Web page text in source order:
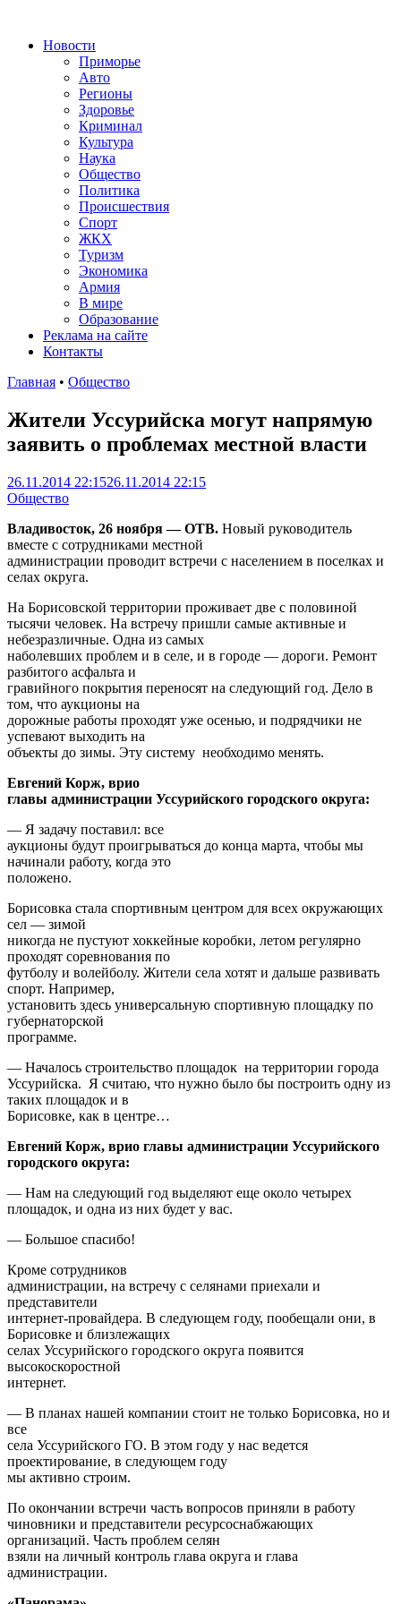
Новости
Приморье
Авто
Регионы
Здоровье
Криминал
Культура
Наука
Общество
Политика
Происшествия
Спорт
ЖКХ
Туризм
Экономика
Армия
В мире
Образование
Реклама на сайте
Контакты
Главная • Общество
Жители Уссурийска могут напрямую
заявить о проблемах местной власти
26.11.2014 22:1526.11.2014 22:15
Общество
Владивосток, 26 ноября — ОТВ. Новый руководитель
вместе с сотрудниками местной
администрации проводит встречи с населением в поселках и
селах округа.
На Борисовской территории проживает две с половиной
тысячи человек. На встречу пришли самые активные и
небезразличные. Одна из самых
наболевших проблем и в селе, и в городе — дороги. Ремонт
разбитого асфальта и
гравийного покрытия переносят на следующий год. Дело в
том, что аукционы на
дорожные работы проходят уже осенью, и подрядчики не
успевают выходить на
объекты до зимы. Эту систему необходимо менять.
Евгений Корж, врио
главы администрации Уссурийского городского округа:
— Я задачу поставил: все
аукционы будут проигрываться до конца марта, чтобы мы
начинали работу, когда это
положено.
Борисовка стала спортивным центром для всех окружающих
сел — зимой
никогда не пустуют хоккейные коробки, летом регулярно
проходят соревнования по
футболу и волейболу. Жители села хотят и дальше развивать
спорт. Например,
установить здесь универсальную спортивную площадку по
губернаторской
программе.
— Началось строительство площадок на территории города
Уссурийска. Я считаю, что нужно было бы построить одну из
таких площадок и в
Борисовке, как в центре…
Евгений Корж, врио главы администрации Уссурийского
городского округа:
— Нам на следующий год выделяют еще около четырех
площадок, и одна из них будет у вас.
— Большое спасибо!
Кроме сотрудников
администрации, на встречу с селянами приехали и
представители
интернет-провайдера. В следующем году, пообещали они, в
Борисовке и близлежащих
селах Уссурийского городского округа появится
высокоскоростной
интернет.
— В планах нашей компании стоит не только Борисовка, но и
все
села Уссурийского ГО. В этом году у нас ведется
проектирование, в следующем году
мы активно строим.
По окончании встречи часть вопросов приняли в работу
чиновники и представители ресурсоснабжающих
организаций. Часть проблем селян
взяли на личный контроль глава округа и глава
администрации.